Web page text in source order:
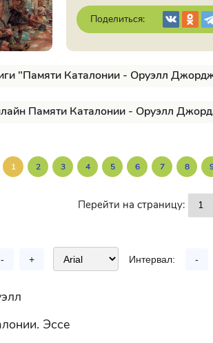
Поделиться:
"Памяти Каталонии - Оруэлл
Памяти Каталонии - Оруэлл
1 2 3 4 5 6 7 8
Перейти на страницу:
- + Интервал: -
Эссе